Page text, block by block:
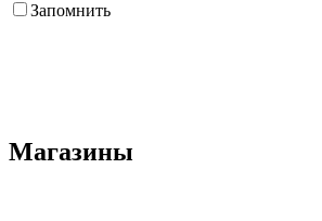
Запомнить
Магазины